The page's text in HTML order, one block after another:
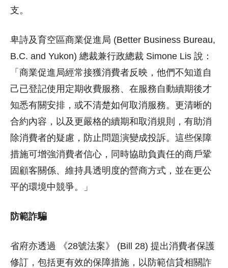
支。
卑詩及育空區商業促進局 (Better Business Bureau,
B.C. and Yukon) 總裁兼行政總裁 Simone Lis 說：
「商業促進局經常接獲消費者反映，他們不知道自
己已登記使用定期收費服務、在服務自動續期後才
知悉有關安排，或不清楚如何取消服務。更清晰的
合約內容，以及更嚴格的續期和取消規則，有助消
除消費者的疑慮，防止問題演變成投訴。這些保障
措施可增強消費者信心，同時協助負責任的商戶鞏
固顧客關係、維持具透明度的營商方式，並在更公
平的環境中競爭。」
防範詐騙
省府亦透過 《28號法案》 (Bill 28) 提出消費者保護
修訂，包括更有效的保障措施，以防範信貸相關詐